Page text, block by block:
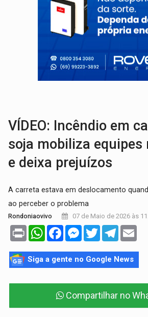
SINDICATOS UNIDOS:
PROCESSO SELETIVO:
AGOSTO LILÁS:MPRO lança de
VÍDEO: Incêndio em
soja mobiliza equipes
e deixa prejuízos
A carreta estava em deslocamento
ao perceber o problema
Rondoniaovivo 07 de Maio de 2026 às
Print WhatsAppFacebookMessenger
TwitterTelegram
Siga a gente no Google News
Compartilhar no